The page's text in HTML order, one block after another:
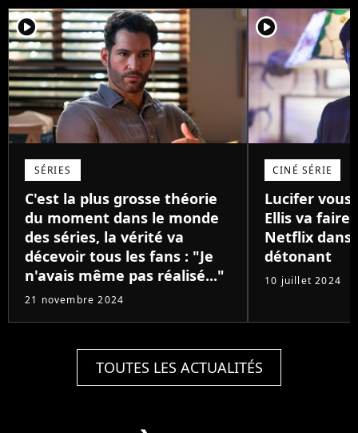
player2
SÉRIES
C'est la plus grosse théorie
du moment dans le monde
des séries, la vérité va
décevoir tous les fans : "Je
n'avais même pas réalisé..."
21 novembre 2024
player2
CINÉ SÉRIE
Lucifer vous
Ellis va faire
Netflix dans
détonant
10 juillet 2024
TOUTES LES ACTUALITÉS